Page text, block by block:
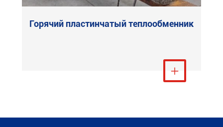
Горячий пластинчатый теплообменник
Посмотреть ещё
